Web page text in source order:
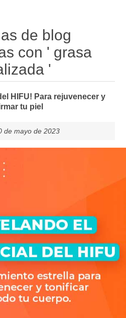
de blog
con ' grasa
'
HIFU! Para rejuvenecer y
tu piel
de mayo de 2023